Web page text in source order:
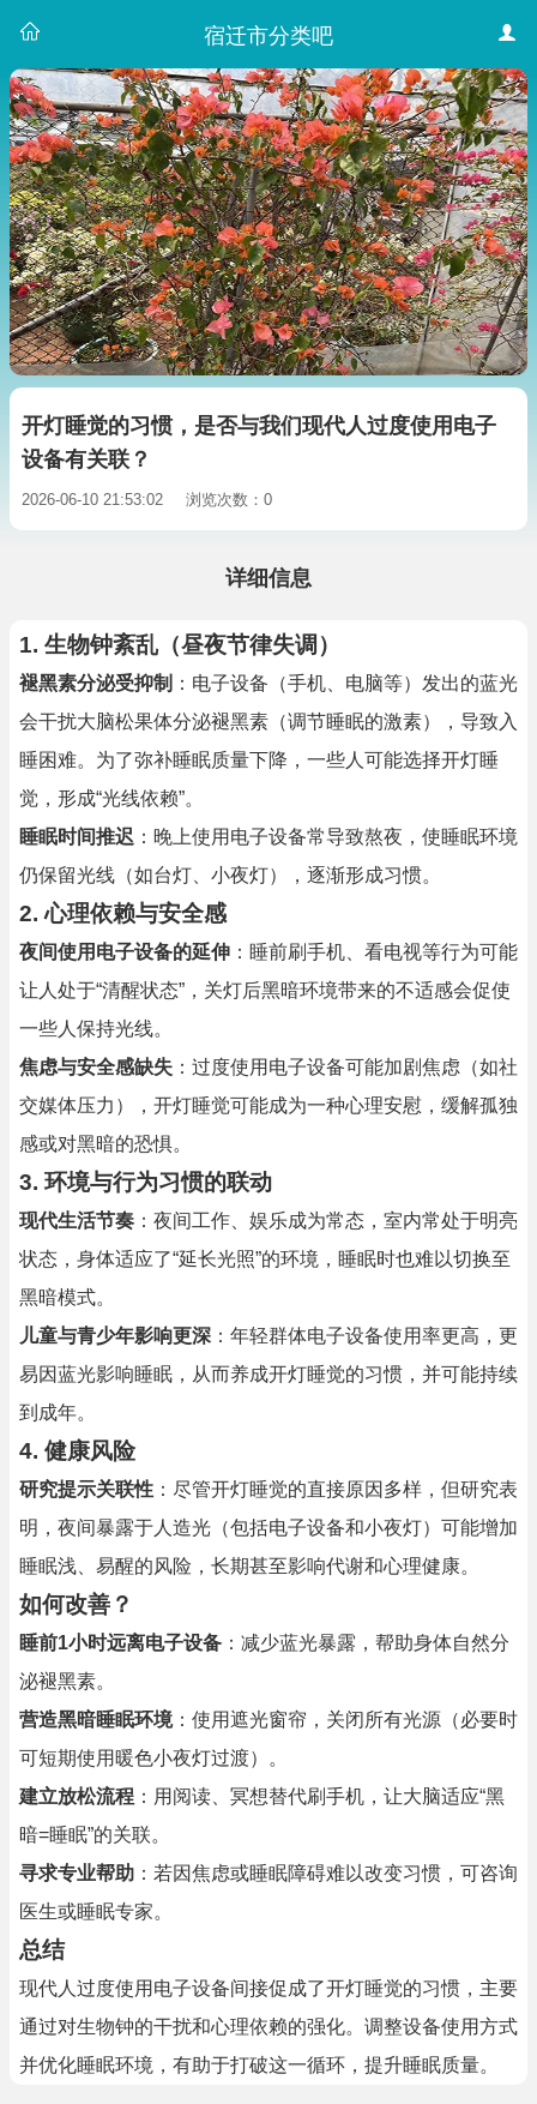
宿迁市分类吧
开灯睡觉的习惯，是否与我们现代人过度使用电子
设备有关联？
2026-06-10 21:53:02 浏览次数：0
详细信息
1. 生物钟紊乱（昼夜节律失调）
褪黑素分泌受抑制 ：电子设备（手机、电脑等）发出的蓝光
会干扰大脑松果体分泌褪黑素（调节睡眠的激素），导致入
睡困难。为了弥补睡眠质量下降，一些人可能选择开灯睡
觉，形成“光线依赖”。
睡眠时间推迟 ：晚上使用电子设备常导致熬夜，使睡眠环境
仍保留光线（如台灯、小夜灯），逐渐形成习惯。
2.心理依赖与安全感
夜间使用电子设备的延伸 ：睡前刷手机、看电视等行为可能
让人处于“清醒状态”，关灯后黑暗环境带来的不适感会促使
一些人保持光线。
焦虑与安全感缺失 ：过度使用电子设备可能加剧焦虑（如社
交媒体压力），开灯睡觉可能成为一种心理安慰，缓解孤独
感或对黑暗的恐惧。
3. 环境与行为习惯的联动
现代生活节奏 ：夜间工作、娱乐成为常态，室内常处于明亮
状态，身体适应了“延长光照”的环境，睡眠时也难以切换至
黑暗模式。
儿童与青少年影响更深 ：年轻群体电子设备使用率更高，更
易因蓝光影响睡眠，从而养成开灯睡觉的习惯，并可能持续
到成年。
4. 健康风险
研究提示关联性 ：尽管开灯睡觉的直接原因多样，但研究表
明，夜间暴露于人造光（包括电子设备和小夜灯）可能增加
睡眠浅、易醒的风险，长期甚至影响代谢和心理健康。
如何改善？
睡前1小时远离电子设备 ：减少蓝光暴露，帮助身体自然分
泌褪黑素。
营造黑暗睡眠环境：使用遮光窗帘，关闭所有光源（必要时
可短期使用暖色小夜灯过渡）。
建立放松流程 ：用阅读、冥想替代刷手机，让大脑适应“黑
暗=睡眠”的关联。
寻求专业帮助 ：若因焦虑或睡眠障碍难以改变习惯，可咨询
医生或睡眠专家。
总结
现代人过度使用电子设备间接促成了开灯睡觉的习惯，主要
通过对生物钟的干扰和心理依赖的强化。调整设备使用方式
并优化睡眠环境，有助于打破这一循环，提升睡眠质量。